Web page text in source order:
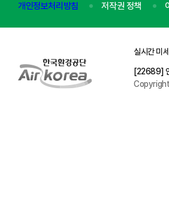
개인정보처리방침 저작권 정책
실시간 미
[22689]